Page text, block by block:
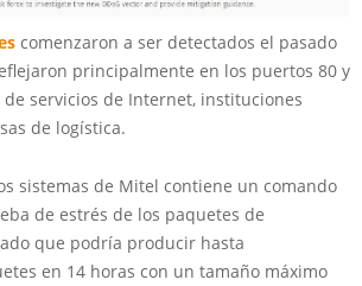
comenzaron a ser detectados el pasado
principalmente en los puertos 80 y
servicios de Internet, instituciones
de logística.
sistemas de Mitel contiene un comando
de estrés de los paquetes de
que podría producir hasta
en 14 horas con un tamaño máximo